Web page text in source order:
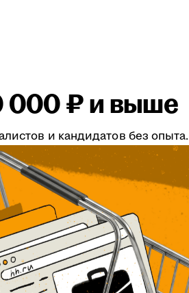
000 ₽ и выше
и кандидатов без опыта.